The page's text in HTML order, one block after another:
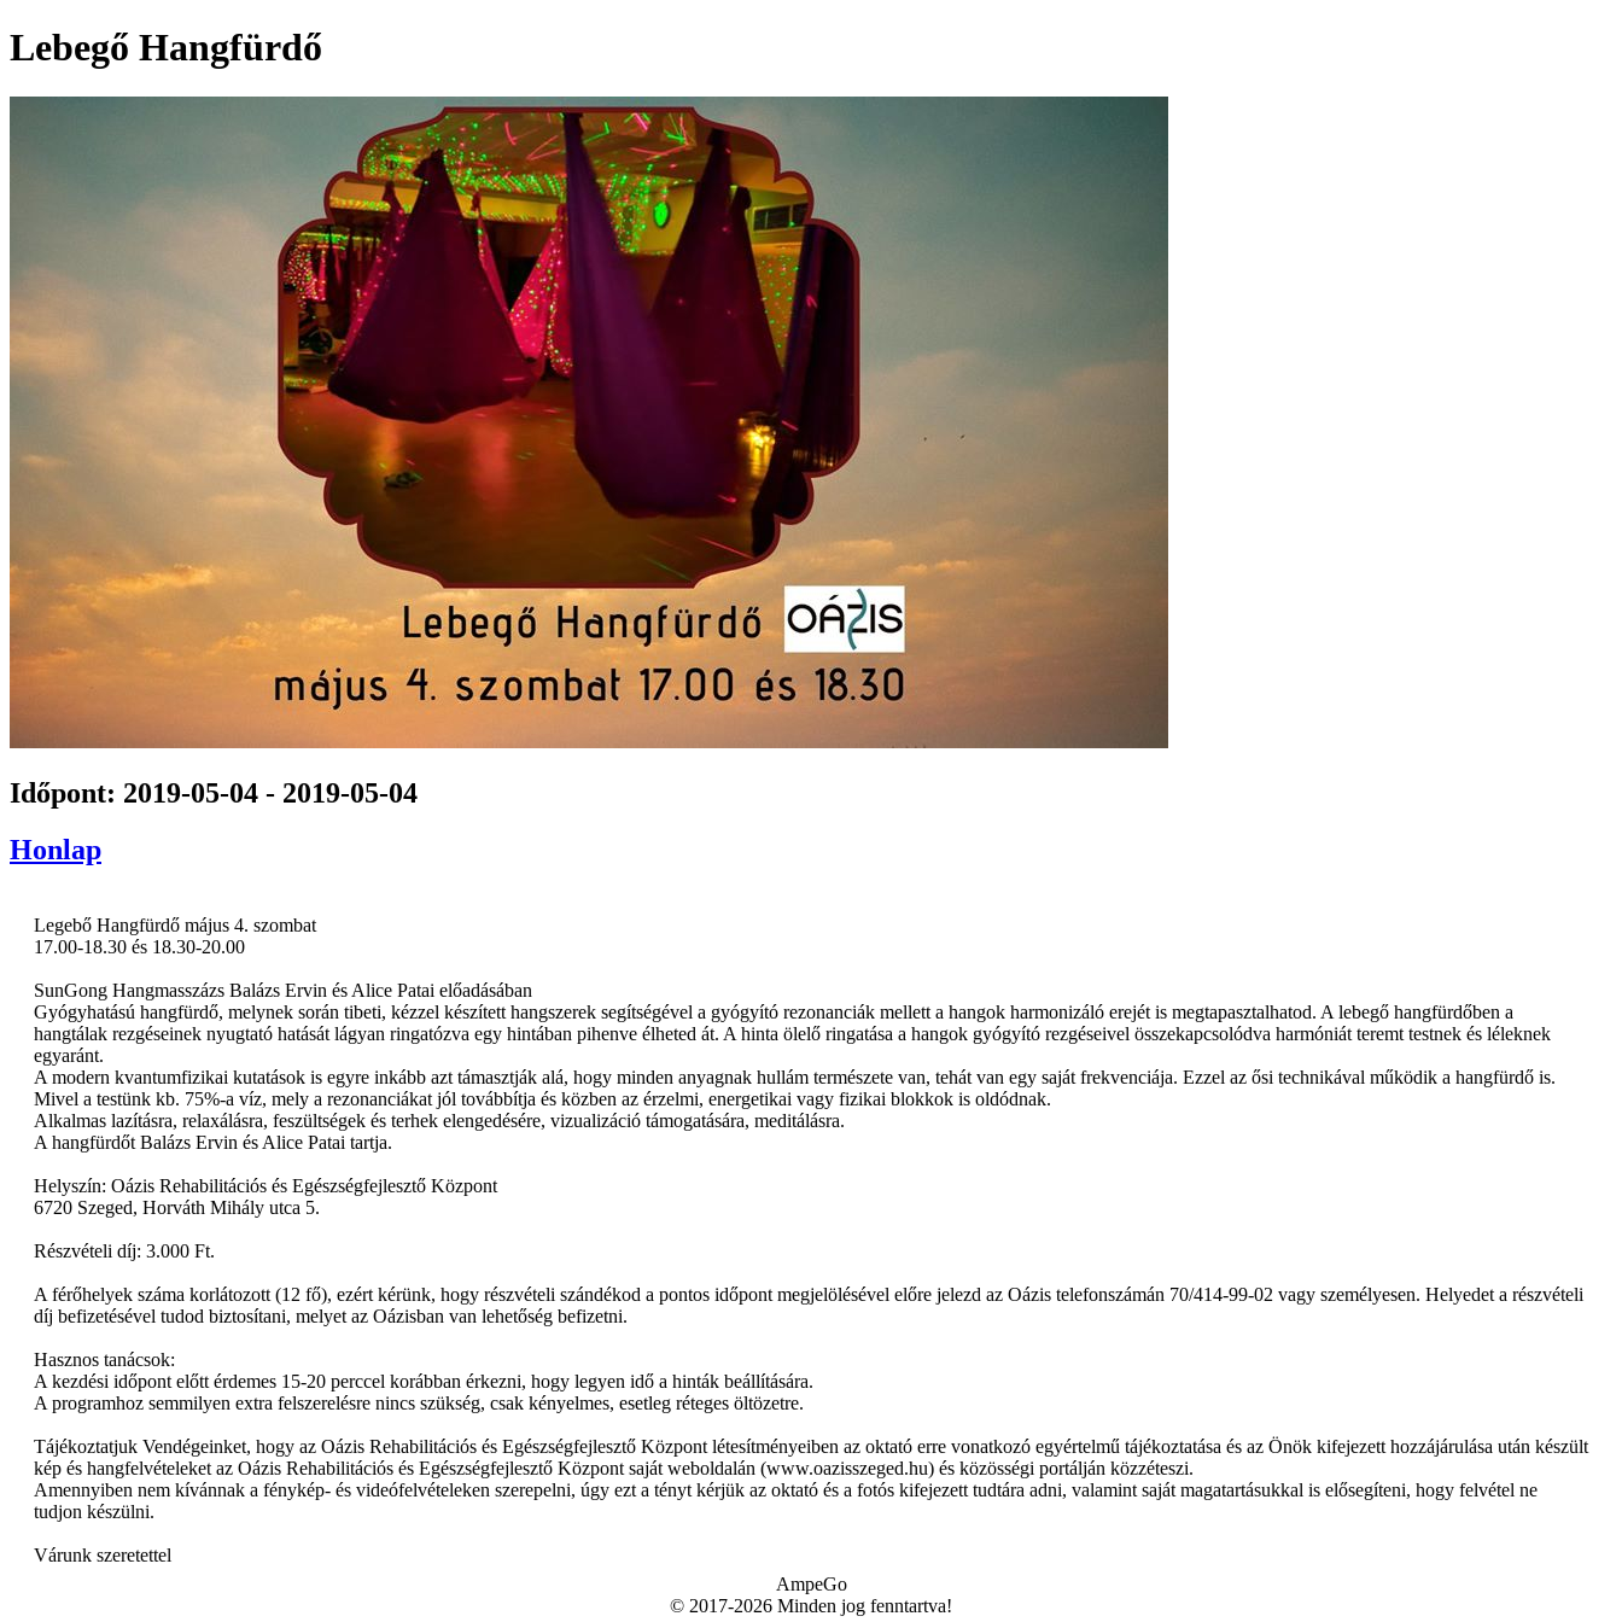
Lebegő Hangfürdő
Időpont: 2019-05-04 - 2019-05-04
Honlap
Legebő Hangfürdő május 4. szombat
17.00-18.30 és 18.30-20.00
SunGong Hangmasszázs Balázs Ervin és Alice Patai előadásában
Gyógyhatású hangfürdő, melynek során tibeti, kézzel készített hangszerek segítségével a gyógyító rezonanciák mellett a hangok harmonizáló erejét is megtapasztalhatod. A lebegő hangfürdőben a
hangtálak rezgéseinek nyugtató hatását lágyan ringatózva egy hintában pihenve élheted át. A hinta ölelő ringatása a hangok gyógyító rezgéseivel összekapcsolódva harmóniát teremt testnek és léleknek
egyaránt.
A modern kvantumfizikai kutatások is egyre inkább azt támasztják alá, hogy minden anyagnak hullám természete van, tehát van egy saját frekvenciája. Ezzel az ősi technikával működik a hangfürdő is.
Mivel a testünk kb. 75%-a víz, mely a rezonanciákat jól továbbítja és közben az érzelmi, energetikai vagy fizikai blokkok is oldódnak.
Alkalmas lazításra, relaxálásra, feszültségek és terhek elengedésére, vizualizáció támogatására, meditálásra.
A hangfürdőt Balázs Ervin és Alice Patai tartja.
Helyszín: Oázis Rehabilitációs és Egészségfejlesztő Központ
6720 Szeged, Horváth Mihály utca 5.
Részvételi díj: 3.000 Ft.
A férőhelyek száma korlátozott (12 fő), ezért kérünk, hogy részvételi szándékod a pontos időpont megjelölésével előre jelezd az Oázis telefonszámán 70/414-99-02 vagy személyesen. Helyedet a részvételi
díj befizetésével tudod biztosítani, melyet az Oázisban van lehetőség befizetni.
Hasznos tanácsok:
A kezdési időpont előtt érdemes 15-20 perccel korábban érkezni, hogy legyen idő a hinták beállítására.
A programhoz semmilyen extra felszerelésre nincs szükség, csak kényelmes, esetleg réteges öltözetre.
Tájékoztatjuk Vendégeinket, hogy az Oázis Rehabilitációs és Egészségfejlesztő Központ létesítményeiben az oktató erre vonatkozó egyértelmű tájékoztatása és az Önök kifejezett hozzájárulása után készült
kép és hangfelvételeket az Oázis Rehabilitációs és Egészségfejlesztő Központ saját weboldalán (www.oazisszeged.hu) és közösségi portálján közzéteszi.
Amennyiben nem kívánnak a fénykép- és videófelvételeken szerepelni, úgy ezt a tényt kérjük az oktató és a fotós kifejezett tudtára adni, valamint saját magatartásukkal is elősegíteni, hogy felvétel ne
tudjon készülni.
Várunk szeretettel
AmpeGo
© 2017-2026 Minden jog fenntartva!